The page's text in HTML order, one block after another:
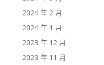
2024 年 2 月
2024 年 1 月
2023 年 12 月
2023 年 11 月